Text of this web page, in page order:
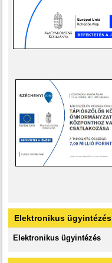
Elektronikus ügyintézés
Elektronikus ügyintézés